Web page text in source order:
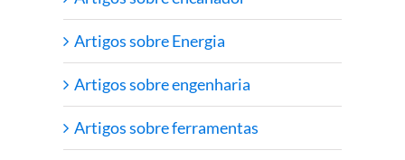
Artigos sobre Energia
Artigos sobre engenharia
Artigos sobre ferramentas